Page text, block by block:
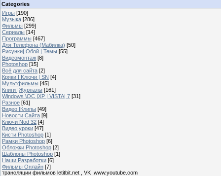
Categories
Игры [190]
Музыка [286]
Фильмы [299]
Сериалы [14]
Программы [467]
Для Телефона (Мабилка) [50]
Рисунки| Обой | Темы [55]
Видеомонтаж [8]
Photoshop [15]
Всё для сайта [2]
Кряки | Kлючи | SN [4]
Мультфильмы [45]
Книги |Журналы [161]
Windows \OC |XP | VISTA| 7 [31]
Разное [61]
Видео |Клипы [49]
Новости Сайта [9]
Ключи Nod 32 [4]
Видео уроки [47]
Кисти Photoshop [1]
Рамки Photoshop [6]
Обложки Photoshop [2]
Шаблоны Photoshop [1]
Наши Разработки [6]
Фильмы Онлайн [7]
трансляции фильмов letitbit.net , VK ,www.youtube.com